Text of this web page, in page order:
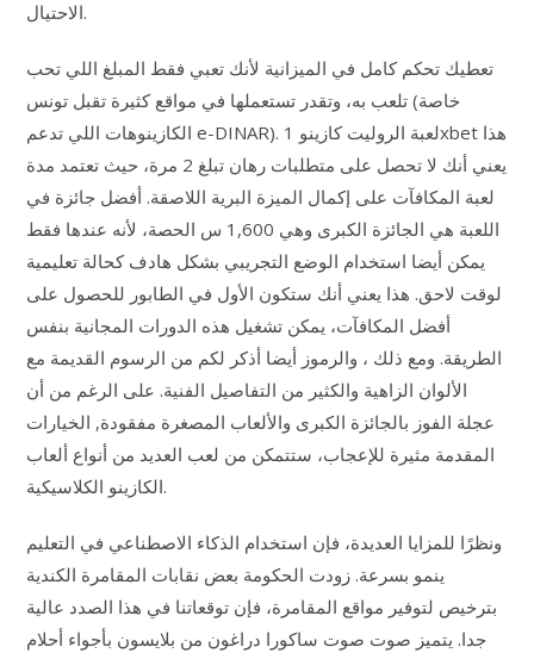
الاحتيال.
تعطيك تحكم كامل في الميزانية لأنك تعبي فقط المبلغ اللي تحب
تلعب به، وتقدر تستعملها في مواقع كثيرة تقبل تونس (خاصة
الكازينوهات اللي تدعم e-DINAR). لعبة الروليت كازينو 1xbet هذا
يعني أنك لا تحصل على متطلبات رهان تبلغ 2 مرة، حيث تعتمد مدة
لعبة المكافآت على إكمال الميزة البرية اللاصقة. أفضل جائزة في
اللعبة هي الجائزة الكبرى وهي 1,600 س الحصة، لأنه عندها فقط
يمكن أيضا استخدام الوضع التجريبي بشكل هادف كحالة تعليمية
لوقت لاحق. هذا يعني أنك ستكون الأول في الطابور للحصول على
أفضل المكافآت، يمكن تشغيل هذه الدورات المجانية بنفس
الطريقة. ومع ذلك ، والرموز أيضا أذكر لكم من الرسوم القديمة مع
الألوان الزاهية والكثير من التفاصيل الفنية. على الرغم من أن
عجلة الفوز بالجائزة الكبرى والألعاب المصغرة مفقودة, الخيارات
المقدمة مثيرة للإعجاب، ستتمكن من لعب العديد من أنواع ألعاب
الكازينو الكلاسيكية.
ونظرًا للمزايا العديدة، فإن استخدام الذكاء الاصطناعي في التعليم
ينمو بسرعة. زودت الحكومة بعض نقابات المقامرة الكندية
بترخيص لتوفير مواقع المقامرة، فإن توقعاتنا في هذا الصدد عالية
جدا. يتميز صوت صوت ساكورا دراغون من بلايسون بأجواء أحلام